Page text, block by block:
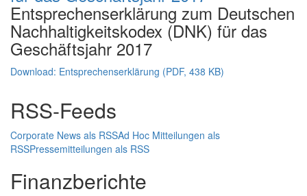
Entsprechenserklärung zum Deutschen
Nachhaltigkeitskodex (DNK) für das
Geschäftsjahr 2017
Download: Entsprechenserklärung (PDF, 438 KB)
RSS-Feeds
Corporate News als RSSAd Hoc Mitteilungen als
RSSPressemitteilungen als RSS
Finanzberichte